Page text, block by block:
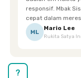
responsif. Mbak Siska yang
cepat dalam
Ketika saya
terpeleset, permintaan tersebut langsung
ML
Mario Lee
Rukita Satya
?